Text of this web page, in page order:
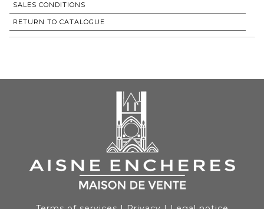
SALES CONDITIONS
RETURN TO CATALOGUE